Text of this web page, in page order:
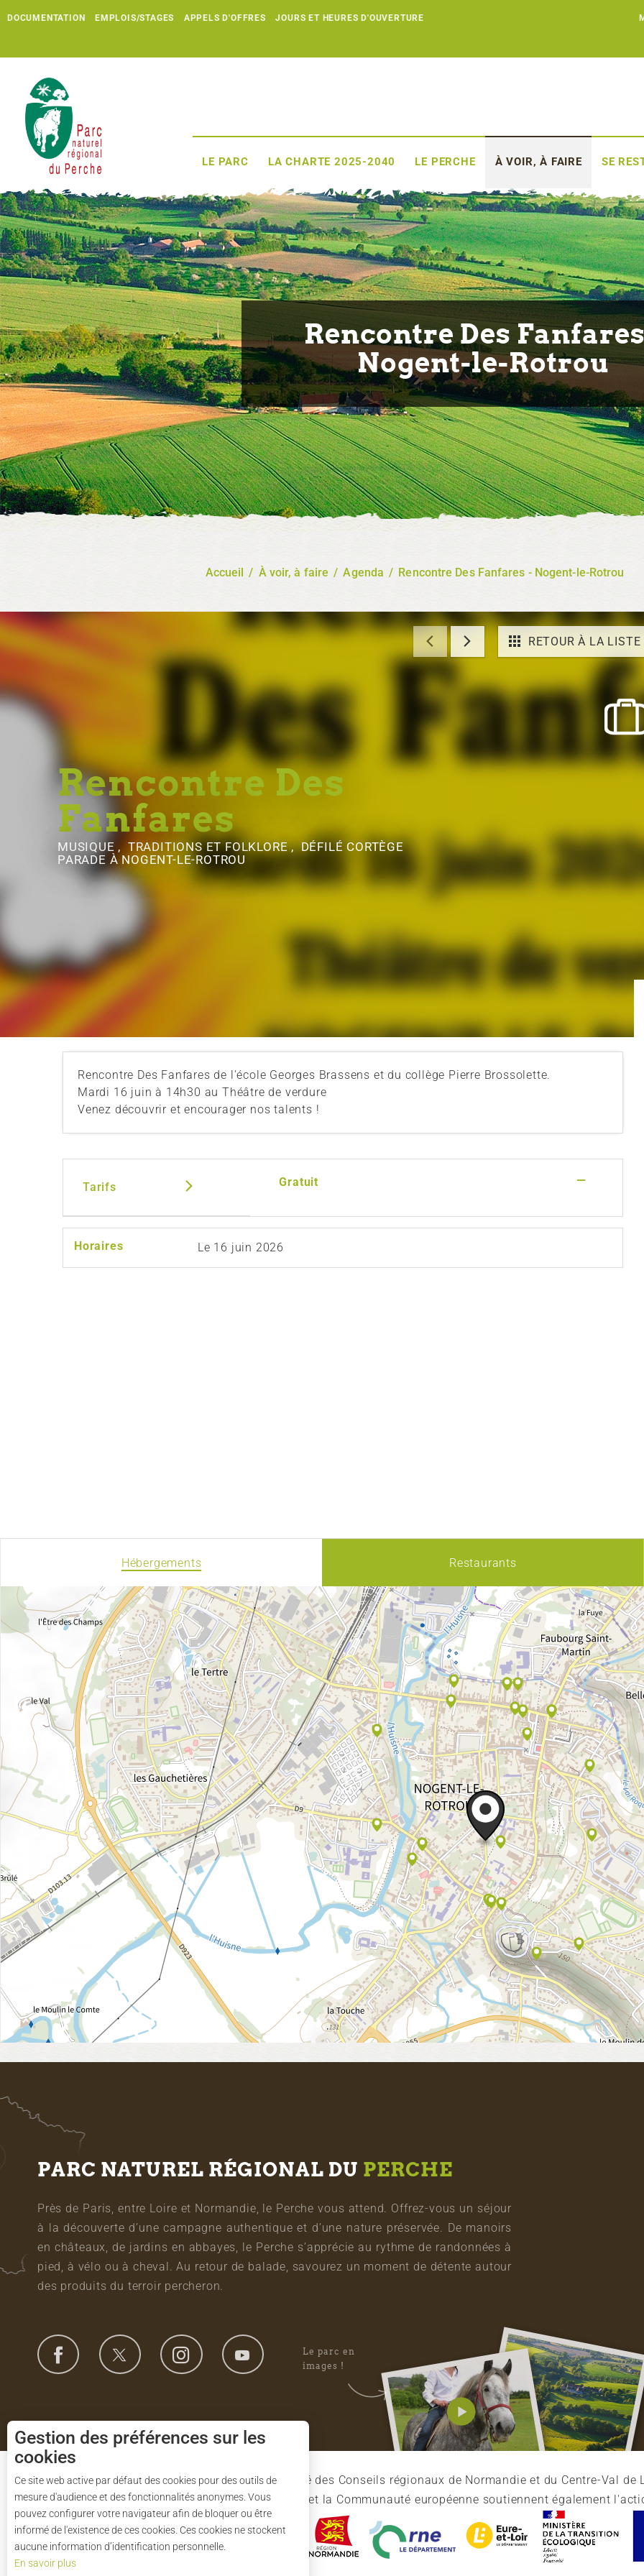
DOCUMENTATION EMPLOIS/STAGES APPELS D'OFFRES JOURS ET HEURES D'OUVERTURE
LE PARC LA CHARTE 2025-2040 LE PERCHE À VOIR, À FAIRE SE
Rencontre Des
Nogent-le-Rotrou
Accueil / À voir, à faire / Agenda / Rencontre Des Fanfares - Nogent-le-Rotrou
RETOUR À LA LISTE
Rencontre Des
Fanfares
MUSIQUE , TRADITIONS ET FOLKLORE , DÉFILÉ CORTÈGE
PARADE À NOGENT-LE-ROTROU
Rencontre Des Fanfares de l'école Georges Brassens et du collège Pierre Brossolette.
Mardi 16 juin à 14h30 au Théâtre de verdure
Venez découvrir et encourager nos talents !
Tarifs Gratuit —
Horaires Le 16 juin 2026
Hébergements Restaurants
PARC NATUREL RÉGIONAL DU PERCHE
Près de Paris, entre Loire et Normandie, le Perche vous attend. Offrez-vous un séjour
à la découverte d’une campagne authentique et d’une nature préservée. De manoirs
en châteaux, de jardins en abbayes, le Perche s’apprécie au rythme de randonnées à
pied, à vélo ou à cheval. Au retour de balade, savourez un moment de détente autour
des produits du terroir percheron.
Le parc en
images !
Le Syndicat Mixte de gestion du Parc est composé des Conseils régionaux de Normandie et du Centre-Val de
l'Eure-et-Loir et des 91 communes du Parc. L'Etat et la Communauté européenne soutiennent également
Gestion des préférences sur les
cookies
Ce site web active par défaut des cookies pour des outils de
mesure d'audience et des fonctionnalités anonymes. Vous
pouvez configurer votre navigateur afin de bloquer ou être
informé de l'existence de ces cookies. Ces cookies ne stockent
aucune information d’identification personnelle.
En savoir plus